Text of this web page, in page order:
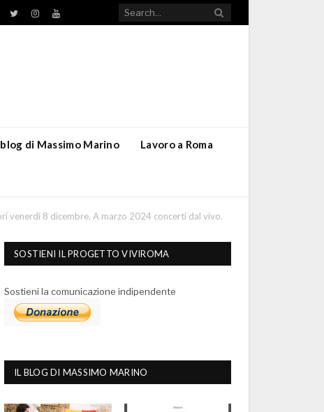
TwitterInstagramYouTube
di Massimo Marino Lavoro a Roma
venerdì 8 dicembre. A marzo 2024 concerti dal vivo.
SOSTIENI IL PROGETTO VIVIROMA
Sostieni la comunicazione indipendente
IL BLOG DI MASSIMO MARINO